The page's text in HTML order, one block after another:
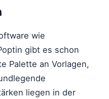
wie
gibt es schon
Palette an Vorlagen,
liegen in der